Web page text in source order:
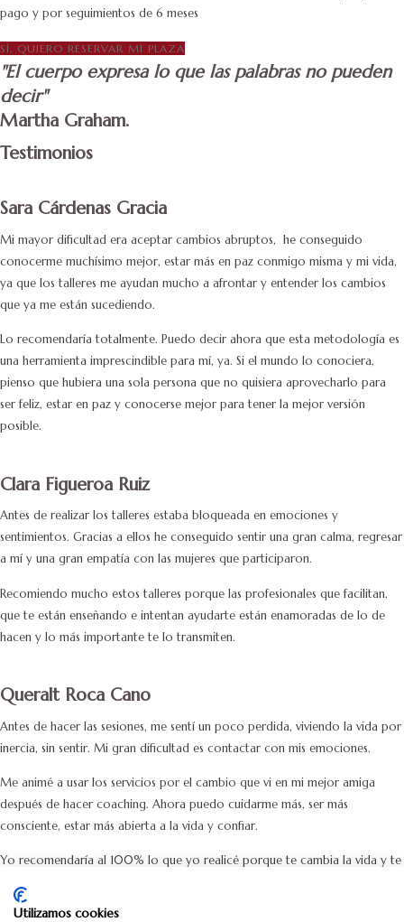
pago y por seguimientos de 6 meses
SÍ, QUIERO RESERVAR MI PLAZA
"El cuerpo expresa lo que las palabras no pueden
decir"
Martha Graham.
Testimonios
Sara Cárdenas Gracia
Mi mayor dificultad era aceptar cambios abruptos, he conseguido
conocerme muchísimo mejor, estar más en paz conmigo misma y mi vida,
ya que los talleres me ayudan mucho a afrontar y entender los cambios
que ya me están sucediendo.
Lo recomendaría totalmente. Puedo decir ahora que esta metodología es
una herramienta imprescindible para mí, ya. Si el mundo lo conociera,
pienso que hubiera una sola persona que no quisiera aprovecharlo para
ser feliz, estar en paz y conocerse mejor para tener la mejor versión
posible.
Clara Figueroa Ruiz
Antes de realizar los talleres estaba bloqueada en emociones y
sentimientos. Gracias a ellos he conseguido sentir una gran calma, regresar
a mí y una gran empatía con las mujeres que participaron.
Recomiendo mucho estos talleres porque las profesionales que facilitan,
que te están enseñando e intentan ayudarte están enamoradas de lo de
hacen y lo más importante te lo transmiten.
Queralt Roca Cano
Antes de hacer las sesiones, me sentí un poco perdida, viviendo la vida por
inercia, sin sentir. Mi gran dificultad es contactar con mis emociones.
Me animé a usar los servicios por el cambio que vi en mi mejor amiga
después de hacer coaching. Ahora puedo cuidarme más, ser más
consciente, estar más abierta a la vida y confiar.
Yo recomendaría al 100% lo que yo realicé porque te cambia la vida y te
Utilizamos cookies